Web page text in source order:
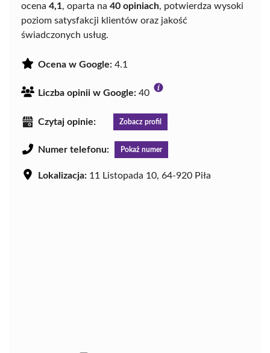
ocena 4,1, oparta na 40 opiniach, potwierdza wysoki
poziom satysfakcji klientów oraz jakość
świadczonych usług.
Ocena w Google: 4.1
Liczba opinii w Google: 40
Czytaj opinie: Zobacz profil
Numer telefonu: Pokaż numer
Lokalizacja: 11 Listopada 10, 64-920 Piła